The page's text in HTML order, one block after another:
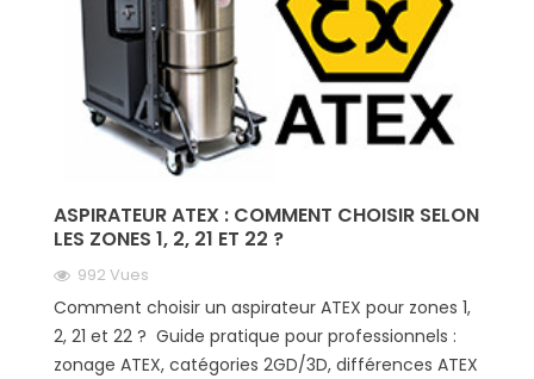
ASPIRATEUR ATEX : COMMENT CHOISIR SELON
LES ZONES 1, 2, 21 ET 22 ?
992 Vues
Comment choisir un aspirateur ATEX pour zones 1,
2, 21 et 22 ? Guide pratique pour professionnels :
zonage ATEX, catégories 2GD/3D, différences ATEX